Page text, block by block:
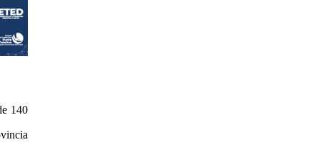
140